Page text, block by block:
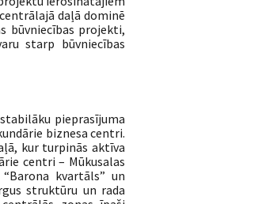
daļā dominē
būvniecības projekti,
starp būvniecības
pieprasījuma
biznesa centri.
kur turpinās aktīva
centri – Mūkusalas
kvartāls” un
struktūru un rada